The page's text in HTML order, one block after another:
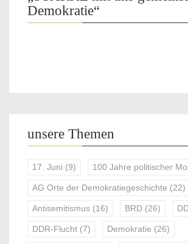
Demokratie“
unsere Themen
17. Juni (9) 100 Jahre politischer
AG Orte der Demokratiegeschichte (22)
Antisemitismus (16) BRD (26)
DDR-Flucht (7) Demokratie (26)